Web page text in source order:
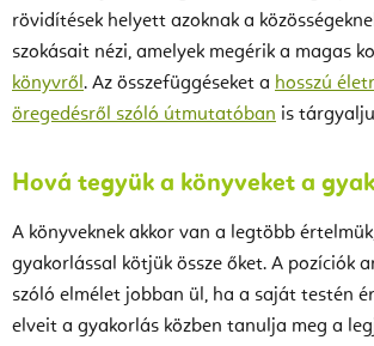
rövidítések helyett azoknak a
szokásait nézi, amelyek megérik a magas
könyvről. Az összefüggéseket a hosszú
öregedésről szóló útmutatóban is
Hová tegyük a könyveket a
A könyveknek akkor van a legtöbb
gyakorlással kötjük össze őket. A pozíciók
szóló elmélet jobban ül, ha a saját testén
elveit a gyakorlás közben tanulja meg a